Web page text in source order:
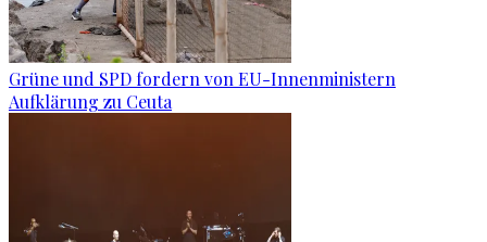
Grüne und SPD fordern von EU-Innenministern
Aufklärung zu Ceuta